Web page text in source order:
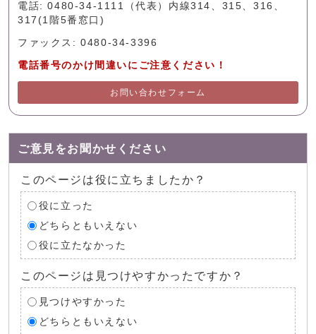
電話: 0480-34-1111（代表）内線314、315、316、
317(1階5番窓口)
ファックス: 0480-34-3396
電話番号のかけ間違いにご注意ください！
お問い合わせフォーム
ご意見をお聞かせください
このページは役に立ちましたか？
役に立った
どちらともいえない
役に立たなかった
このページは見つけやすかったですか？
見つけやすかった
どちらともいえない